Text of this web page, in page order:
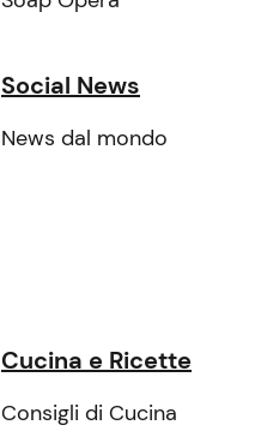
Social News
News dal mondo
Cucina e Ricette
Consigli di Cucina